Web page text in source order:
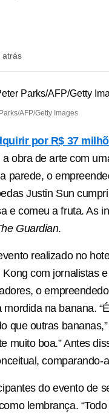
atrás
AFP/Getty Images
por R$ 37
a obra de arte com
parede, o
Justin Sun
e comeu a fruta. As
Guardian.
realizado no
Kong com jornalistas e
o
mordida na banana.
que outras
muito boa.” Antes
comparando-
do evento de
lembrança.